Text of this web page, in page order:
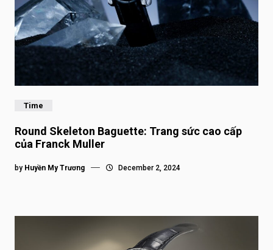
Time
Round Skeleton Baguette: Trang sức cao cấp
của Franck Muller
by Huyền My Trương December 2, 2024